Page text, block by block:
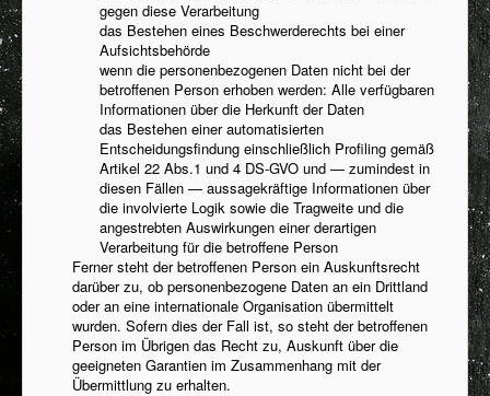
gegen diese Verarbeitung
das Bestehen eines Beschwerderechts bei einer
Aufsichtsbehörde
wenn die personenbezogenen Daten nicht bei der
betroffenen Person erhoben werden: Alle verfügbaren
Informationen über die Herkunft der Daten
das Bestehen einer automatisierten
Entscheidungsfindung einschließlich Profiling gemäß
Artikel 22 Abs.1 und 4 DS-GVO und — zumindest in
diesen Fällen — aussagekräftige Informationen über
die involvierte Logik sowie die Tragweite und die
angestrebten Auswirkungen einer derartigen
Verarbeitung für die betroffene Person
Ferner steht der betroffenen Person ein Auskunftsrecht
darüber zu, ob personenbezogene Daten an ein Drittland
oder an eine internationale Organisation übermittelt
wurden. Sofern dies der Fall ist, so steht der betroffenen
Person im Übrigen das Recht zu, Auskunft über die
geeigneten Garantien im Zusammenhang mit der
Übermittlung zu erhalten.